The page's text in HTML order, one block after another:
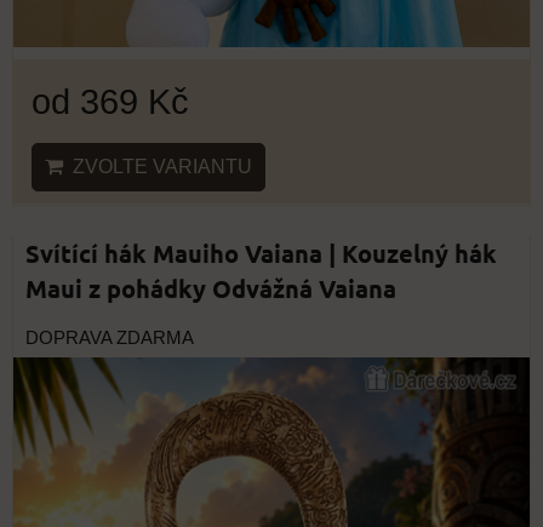
od 369 Kč
ZVOLTE VARIANTU
Svítící hák Mauiho Vaiana | Kouzelný hák
Maui z pohádky Odvážná Vaiana
DOPRAVA ZDARMA